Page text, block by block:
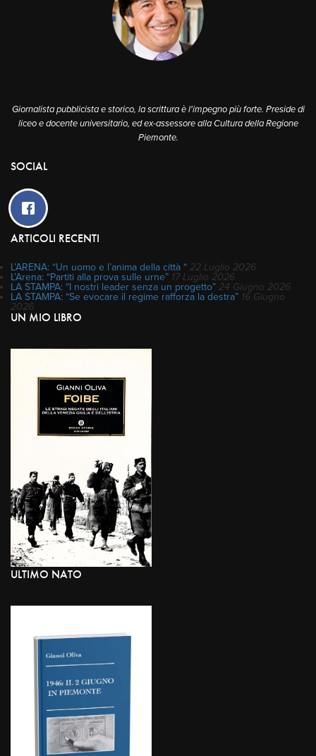
Giornalista pubblicista e storico, la scrittura è l'impegno più forte. Preside di
liceo e docente universitario, ed ex-assessore alla Cultura della Regione
Piemonte.
SOCIAL
ARTICOLI RECENTI
L’ARENA: “Un uomo e l’anima della città “ 22 Luglio 2026
L’Arena: “Partiti alla prova sulle urne” 17 Luglio 2026
LA STAMPA: “I nostri leader senza un progetto” 24 Giugno 2026
LA STAMPA: “Se evocare il regime rafforza la destra” 16 Giugno
2026
UN MIO LIBRO
ULTIMO NATO